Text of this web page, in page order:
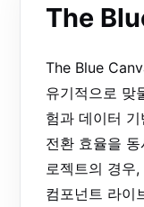
The
The Blue
유기적으로 맞
험과 데이터
전환 효율을
로젝트의 경우
컴포넌트 라이